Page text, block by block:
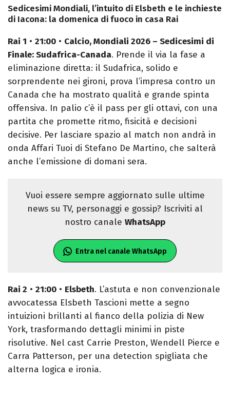
Sedicesimi Mondiali, l’intuito di Elsbeth e le inchieste
di Iacona: la domenica di fuoco in casa Rai
Rai 1 • 21:00 • Calcio, Mondiali 2026 – Sedicesimi di
Finale: Sudafrica-Canada. Prende il via la fase a
eliminazione diretta: il Sudafrica, solido e
sorprendente nei gironi, prova l’impresa contro un
Canada che ha mostrato qualità e grande spinta
offensiva. In palio c’è il pass per gli ottavi, con una
partita che promette ritmo, fisicità e decisioni
decisive. Per lasciare spazio al match non andrà in
onda Affari Tuoi di Stefano De Martino, che salterà
anche l’emissione di domani sera.
Vuoi essere sempre aggiornato sulle ultime
news su TV, personaggi e gossip? Iscriviti al
nostro canale WhatsApp
Entra nel canale WhatsApp
Rai 2 • 21:00 • Elsbeth. L’astuta e non convenzionale
avvocatessa Elsbeth Tascioni mette a segno
intuizioni brillanti al fianco della polizia di New
York, trasformando dettagli minimi in piste
risolutive. Nel cast Carrie Preston, Wendell Pierce e
Carra Patterson, per una detection spigliata che
alterna logica e ironia.